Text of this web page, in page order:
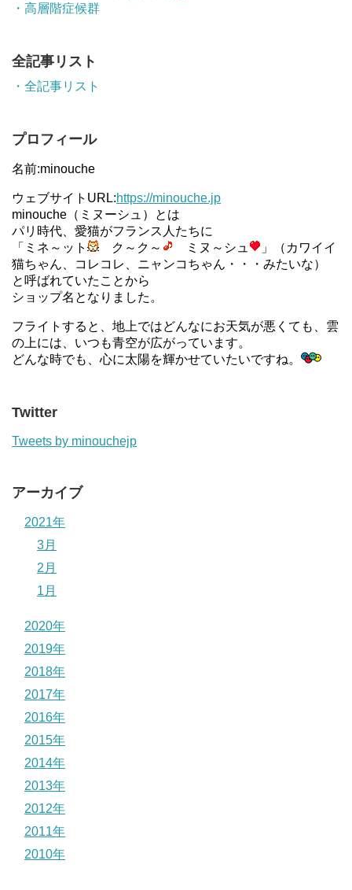
・高層階症候群
全記事リスト
・全記事リスト
プロフィール
名前:minouche
ウェブサイトURL:https://minouche.jp
minouche（ミヌーシュ）とは
パリ時代、愛猫がフランス人たちに
「ミネ～ット
ク～ク～ ミヌ～シュ
」（カワイイ
猫ちゃん、コレコレ、ニャンコちゃん・・・みたいな）
と呼ばれていたことから
ショップ名となりました。
フライトすると、地上ではどんなにお天気が悪くても、雲
の上には、いつも青空が広がっています。
どんな時でも、心に太陽を輝かせていたいですね。
Twitter
Tweets by minouchejp
アーカイブ
2021年
3月
2月
1月
2020年
2019年
2018年
2017年
2016年
2015年
2014年
2013年
2012年
2011年
2010年